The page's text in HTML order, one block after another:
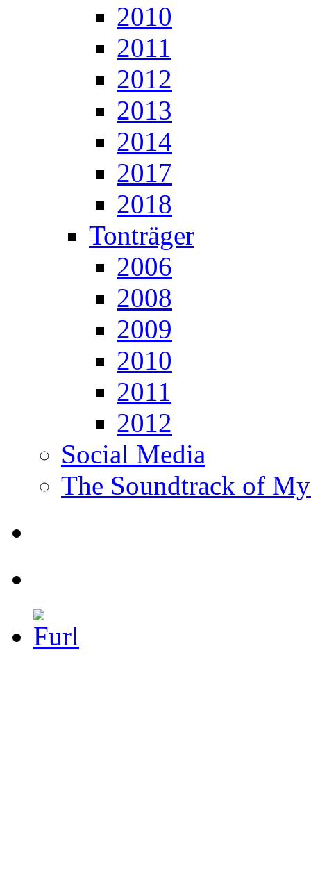
2010
2011
2012
2013
2014
2017
2018
Tonträger
2006
2008
2009
2010
2011
2012
Social Media
The Soundtrack of